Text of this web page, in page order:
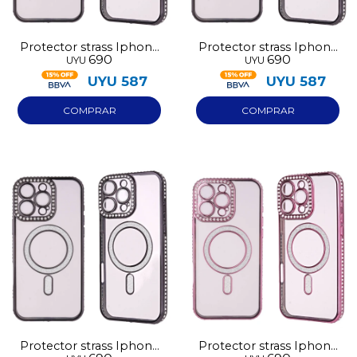
Protector strass Iphone
14 negro
UYU 690
UYU 587
Protector strass Iphone
13 negro
UYU 690
UYU 587
Protector strass Iphone
Protector strass Iphone